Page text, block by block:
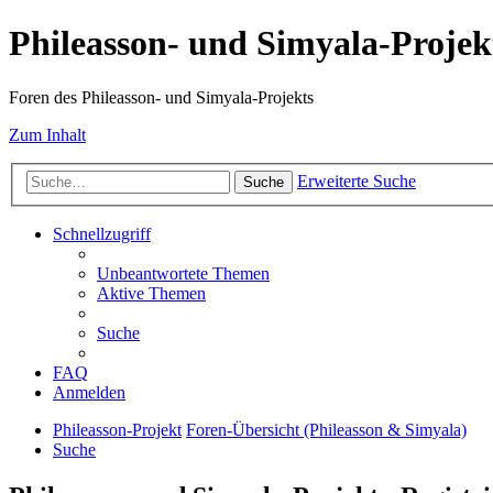
Phileasson- und Simyala-
Foren des Phileasson- und Simyala-Projekts
Zum Inhalt
Suche Erweiterte Suche
Schnellzugriff
Unbeantwortete Themen
Aktive Themen
Suche
FAQ
Anmelden
Phileasson-Projekt Foren-Übersicht (Phileasson & Simyala)
Suche